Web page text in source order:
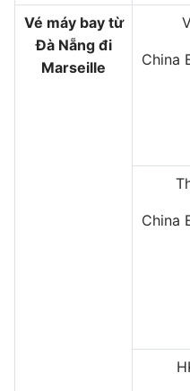
Vé máy bay từ
Đà Nẵng đi
Marseille
China
China